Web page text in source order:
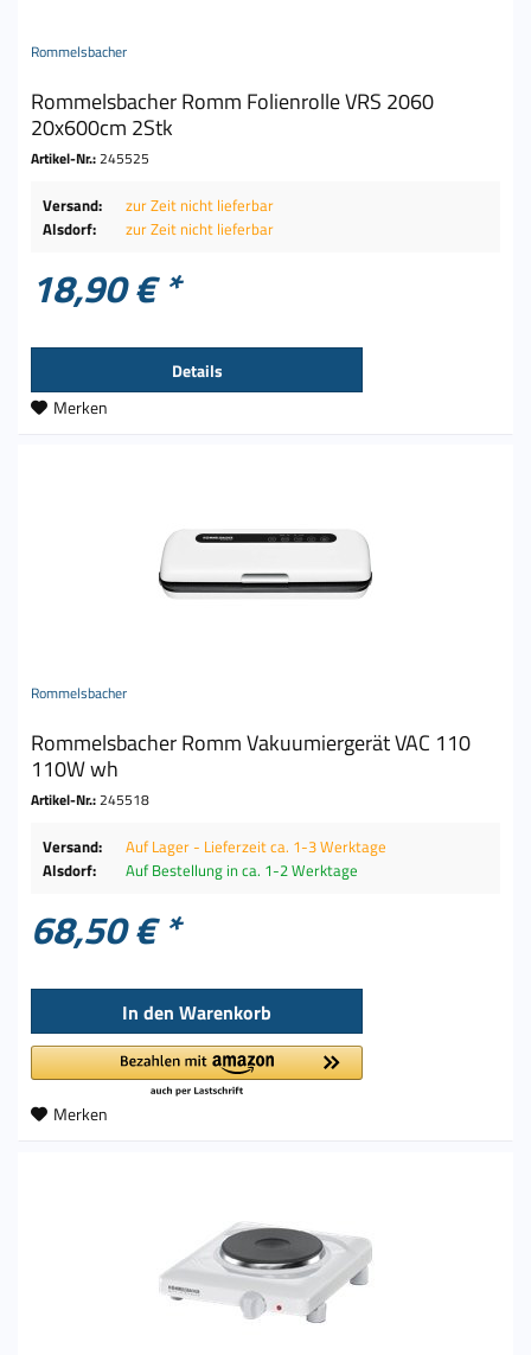
Rommelsbacher
Rommelsbacher Romm Folienrolle VRS 2060
20x600cm 2Stk
Artikel-Nr.:245525
Versand:
zur Zeit nicht lieferbar
Alsdorf:
zur Zeit nicht lieferbar
18,90 € *
Details
Merken
Rommelsbacher
Rommelsbacher Romm Vakuumiergerät VAC 110
110W wh
Artikel-Nr.:245518
Versand:
Auf Lager - Lieferzeit ca. 1-3 Werktage
Alsdorf:
Auf Bestellung in ca. 1-2 Werktage
68,50 € *
In den Warenkorb
Merken